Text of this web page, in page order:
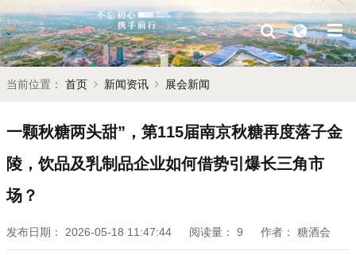
当前位置： 首页 新闻资讯 展会新闻
一颗秋糖两头甜”，第115届南京秋糖再度落子金
陵，饮品及乳制品企业如何借势引爆长三角市
场？
发布日期： 2026-05-18 11:47:44 阅读量： 9 作者： 糖酒会